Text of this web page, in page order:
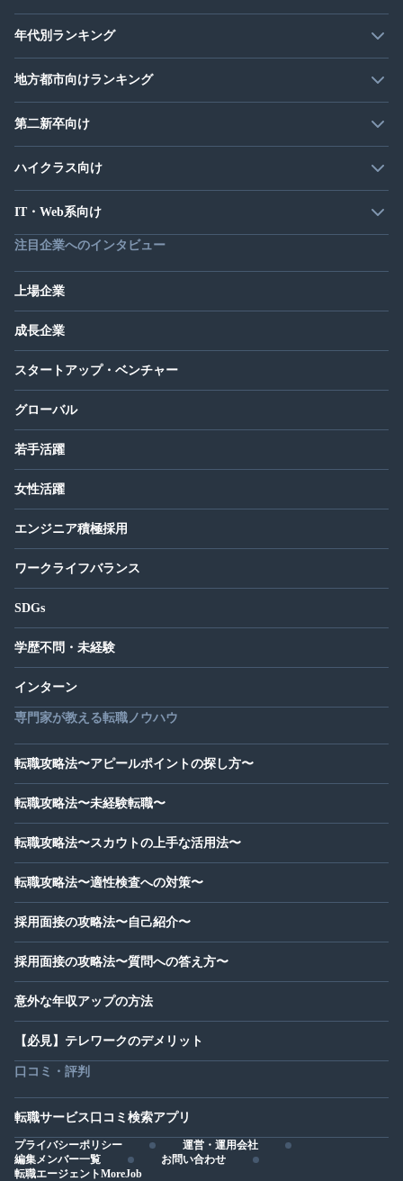
年代別ランキング
地方都市向けランキング
第二新卒向け
ハイクラス向け
IT・Web系向け
注目企業へのインタビュー
上場企業
成長企業
スタートアップ・ベンチャー
グローバル
若手活躍
女性活躍
エンジニア積極採用
ワークライフバランス
SDGs
学歴不問・未経験
インターン
専門家が教える転職ノウハウ
転職攻略法〜アピールポイントの探し方〜
転職攻略法〜未経験転職〜
転職攻略法〜スカウトの上手な活用法〜
転職攻略法〜適性検査への対策〜
採用面接の攻略法〜自己紹介〜
採用面接の攻略法〜質問への答え方〜
意外な年収アップの方法
【必見】テレワークのデメリット
口コミ・評判
転職サービス口コミ検索アプリ
プライバシーポリシー
運営・運用会社
編集メンバー一覧
お問い合わせ
転職エージェントMoreJob